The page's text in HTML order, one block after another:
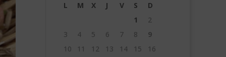
L M X J V S
D
1
2
3
4 5 6 7 8
9
10
11 12 13 14 15
16